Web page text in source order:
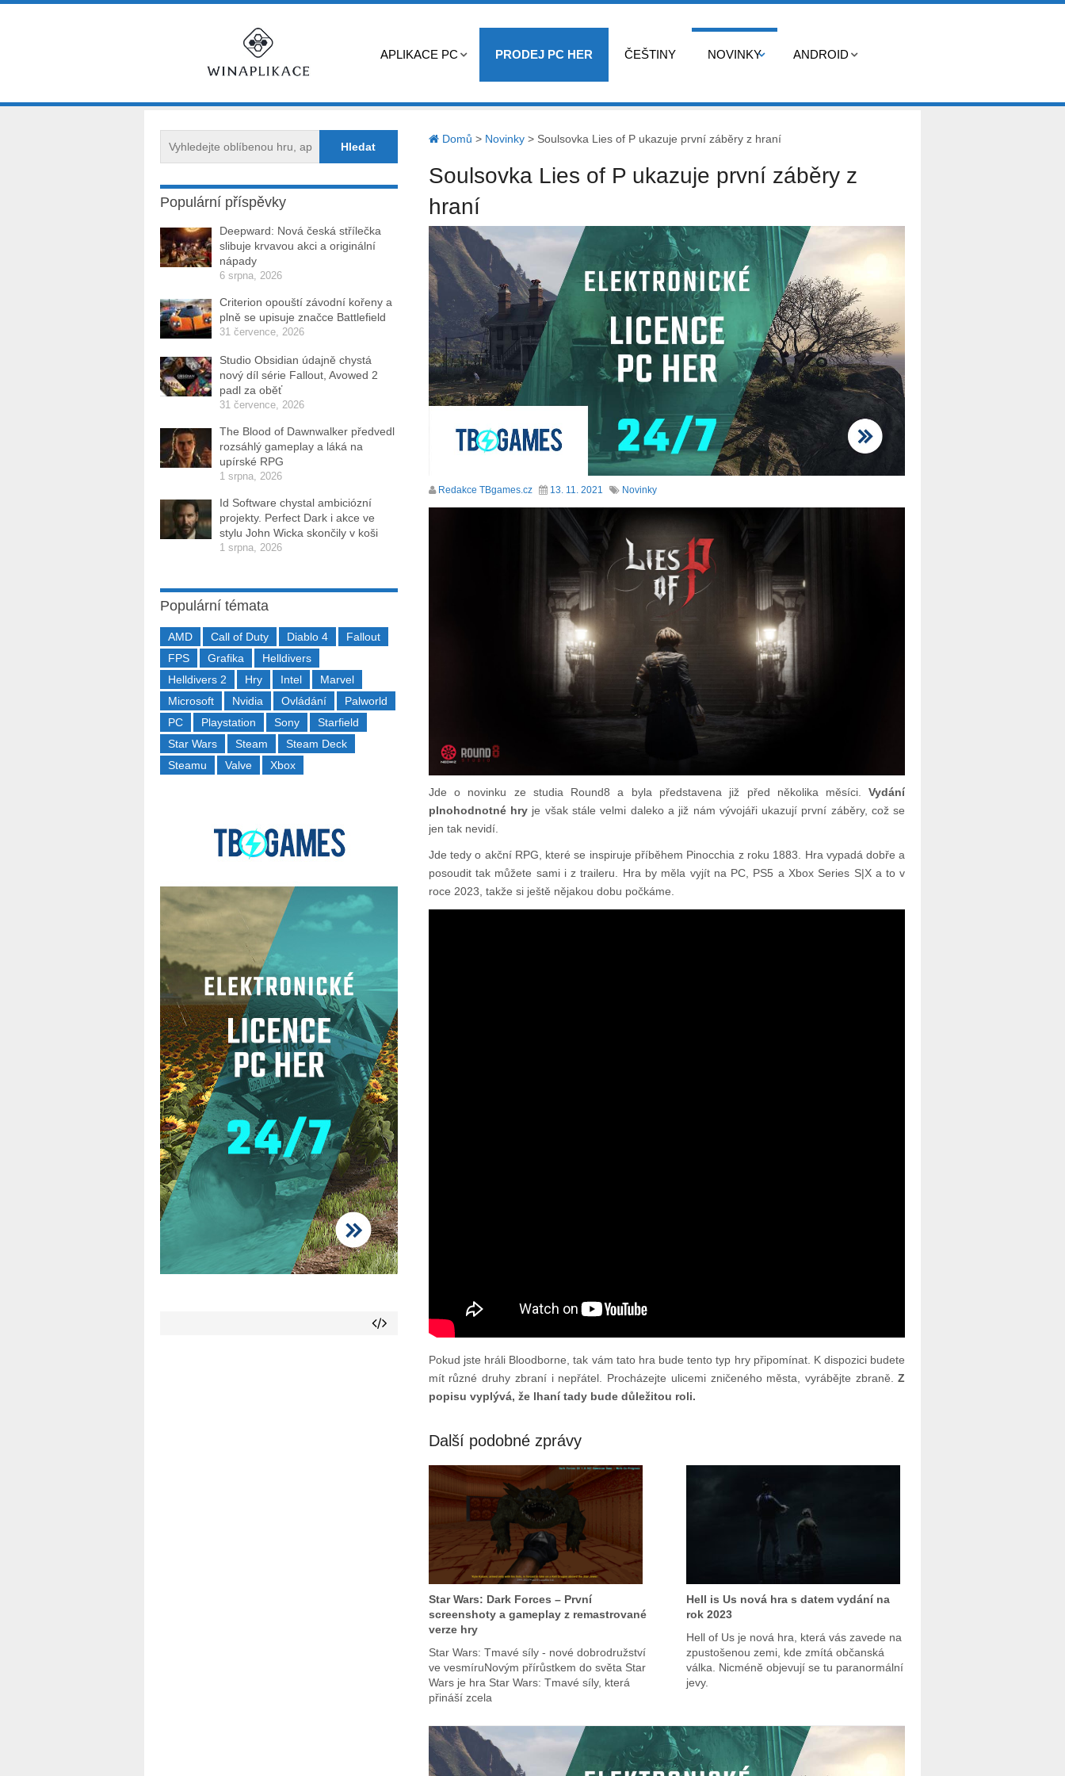
APLIKACE PC PRODEJ PC HER ČEŠTINY NOVINKY ANDROID
Domů > Novinky> Soulsovka Lies of P ukazuje první záběry z hraní
Soulsovka Lies of P ukazuje první záběry z
hraní
Redakce TBgames.cz 13. 11. 2021 Novinky
Jde o novinku ze studia Round8 a byla představena již před několika měsíci.Vydání
plnohodnotné hry je však stále velmi daleko a již nám vývojáři ukazují první záběry, což se
jen tak nevidí.
Jde tedy o akční RPG, které se inspiruje příběhem Pinocchia z roku 1883. Hra vypadá dobře a
posoudit tak můžete sami i z traileru. Hra by měla vyjít na PC, PS5 a Xbox Series S|X a to v
roce 2023, takže si ještě nějakou dobu počkáme.
Pokud jste hráli Bloodborne, tak vám tato hra bude tento typ hry připomínat. K dispozici budete
mít různé druhy zbraní i nepřátel. Procházejte ulicemi zničeného města, vyrábějte zbraně.Z
popisu vyplývá, že lhaní tady bude důležitou roli.
Další podobné zprávy
Star Wars: Dark Forces – První
screenshoty a gameplay z remastrované
verze hry
Star Wars: Tmavé síly - nové dobrodružství
ve vesmíruNovým přírůstkem do světa Star
Wars je hra Star Wars: Tmavé síly, která
přináší zcela
Hell is Us nová hra s datem vydání na
rok 2023
Hell of Us je nová hra, která vás zavede na
zpustošenou zemi, kde zmítá občanská
válka. Nicméně objevují se tu paranormální
jevy.
Populární příspěvky
Deepward: Nová česká střílečka
slibuje krvavou akci a originální
nápady
6 srpna, 2026
Criterion opouští závodní kořeny a
plně se upisuje značce Battlefield
31 července, 2026
Studio Obsidian údajně chystá
nový díl série Fallout, Avowed 2
padl za oběť
31 července, 2026
The Blood of Dawnwalker předvedl
rozsáhlý gameplay a láká na
upírské RPG
1 srpna, 2026
Id Software chystal ambiciózní
projekty. Perfect Dark i akce ve
stylu John Wicka skončily v koši
1 srpna, 2026
Populární témata
AMD Call of Duty Diablo 4
Fallout
FPS
Grafika
Helldivers
Helldivers 2
Hry Intel
Marvel
Microsoft
Nvidia Ovládání
Palworld
PC
Playstation Sony
Starfield
Star Wars
Steam
Steam Deck
Steamu
Valve Xbox